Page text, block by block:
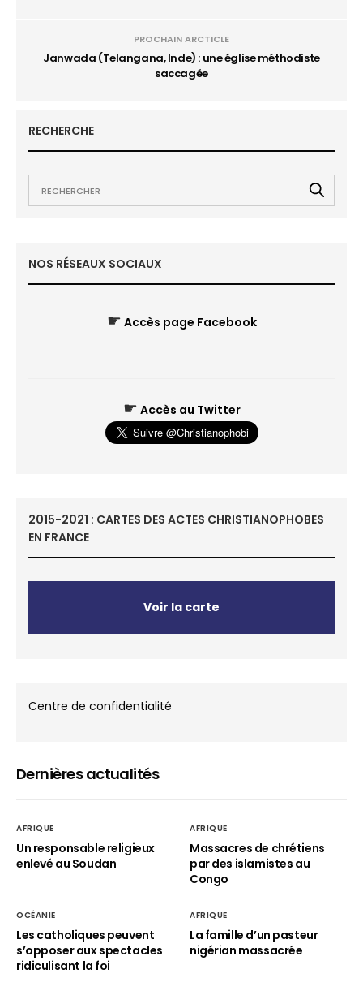
PROCHAIN ARCTICLE
Janwada (Telangana, Inde) : une église méthodiste
saccagée
RECHERCHE
NOS RÉSEAUX SOCIAUX
☛ Accès page Facebook
☛ Accès au Twitter
2015-2021 : CARTES DES ACTES CHRISTIANOPHOBES
EN FRANCE
Voir la carte
Centre de confidentialité
Dernières actualités
AFRIQUE
Un responsable religieux
enlevé au Soudan
AFRIQUE
Massacres de chrétiens
par des islamistes au
Congo
OCÉANIE
Les catholiques peuvent
s’opposer aux spectacles
ridiculisant la foi
AFRIQUE
La famille d’un pasteur
nigérian massacrée